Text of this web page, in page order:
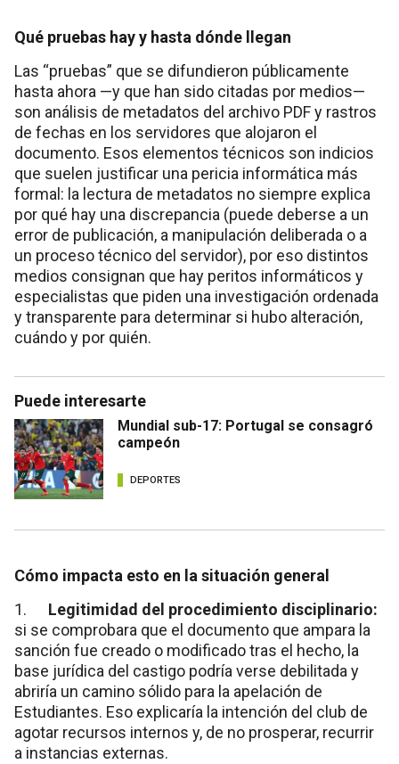
Qué pruebas hay y hasta dónde llegan
Las “pruebas” que se difundieron públicamente
hasta ahora —y que han sido citadas por medios—
son análisis de metadatos del archivo PDF y rastros
de fechas en los servidores que alojaron el
documento. Esos elementos técnicos son indicios
que suelen justificar una pericia informática más
formal: la lectura de metadatos no siempre explica
por qué hay una discrepancia (puede deberse a un
error de publicación, a manipulación deliberada o a
un proceso técnico del servidor), por eso distintos
medios consignan que hay peritos informáticos y
especialistas que piden una investigación ordenada
y transparente para determinar si hubo alteración,
cuándo y por quién.
Puede interesarte
Mundial sub-17: Portugal se consagró
campeón
DEPORTES
Cómo impacta esto en la situación general
1. Legitimidad del procedimiento disciplinario:
si se comprobara que el documento que ampara la
sanción fue creado o modificado tras el hecho, la
base jurídica del castigo podría verse debilitada y
abriría un camino sólido para la apelación de
Estudiantes. Eso explicaría la intención del club de
agotar recursos internos y, de no prosperar, recurrir
a instancias externas.